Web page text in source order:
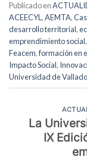
Publicado en
ACEECYL ,AEMTA,
desarrollo territorial,
emprendimiento social,
Feacem,formación en
Impacto Social,
Universidad de
La
IX